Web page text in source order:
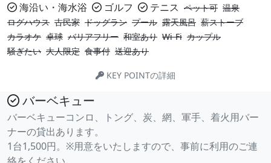
海沿い・海水浴
ゴルフ テニス ペット可 温泉
ログハウス 古民家 ドッグラン プール 露天風呂 薪ストーブ
カラオケ 卓球 バリアフリー 和室あり Wi-Fi カップル
騒ぎたい 大人限定 食事付 送迎あり
KEY POINTの詳細
バーベキュー
バーベキューコンロ、トング、炭、網、軍手、着火用バー
ナーの貸出あります。
1台1,500円。※用意をいたしますので、事前に利用のご連